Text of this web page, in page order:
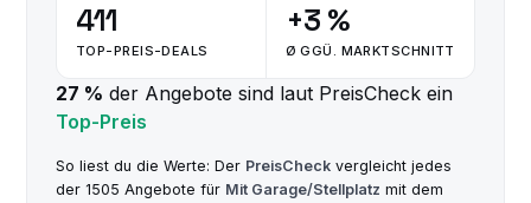
411
TOP-PREIS-DEALS
+3 %
Ø GGÜ. MARKTSCHNITT
27 % der Angebote sind laut PreisCheck ein
Top-Preis
So liest du die Werte: Der PreisCheck vergleicht jedes
der 1505 Angebote für Mit Garage/Stellplatz mit dem